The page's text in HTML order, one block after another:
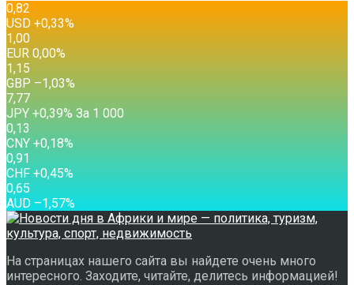
0,82
USD +0,33%
1,00
EUR 0,00%
1,15
GBP –1,03%
7,77
JPY +0,39% За 1 000
0,13
CNY +0,18%
0,91
CHF +0,45%
0,65
AUD –1,57%
На страницах нашего сайта вы найдете очень много
интересного. Заходите, читайте, делитесь информацией!